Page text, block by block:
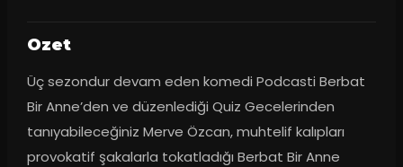
Ozet
Üç sezondur devam eden komedi Podcasti Berbat
Bir Anne’den ve düzenlediği Quiz Gecelerinden
tanıyabileceğiniz Merve Özcan, muhtelif kalıpları
provokatif şakalarla tokatladığı Berbat Bir Anne